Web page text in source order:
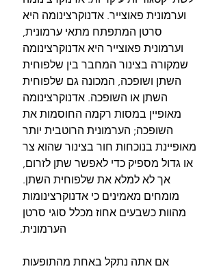
וערמונית פאוצייר. אדנוקרצינומה היא
סרטן המתפתח מתאי ערמונית,
וערמונית פאוצייר היא אדנוקרצינומה
שמקורה בצינור המחבר בין שלפוחית ​​
השתן ושופכה, המכונה גם שלפוחית ​​
השתן או השופכה. אדנוקרצינומה
מאופיין במסות רקמה החוסמות את
השופכה; הערמונית הרוטבית יותר
מאופיינת בנוכחות חור בצינור שהוא צר
או גדול מספיק כדי לאפשר שתן לזרום,
אך לא למלא את שלפוחית ​​השתן.
מומחים מאמינים כי אדנוקרצינומות
מהוות כשבעים אחוז מכלל סוגי סרטן
הערמונית.
אם אתה נתקל באחת מהתופעות